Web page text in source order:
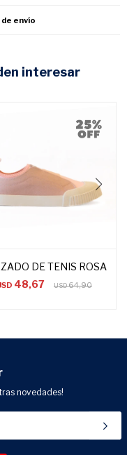
envío
interesar
DE TENIS ROSA
48,67 USD64,90
novedades!